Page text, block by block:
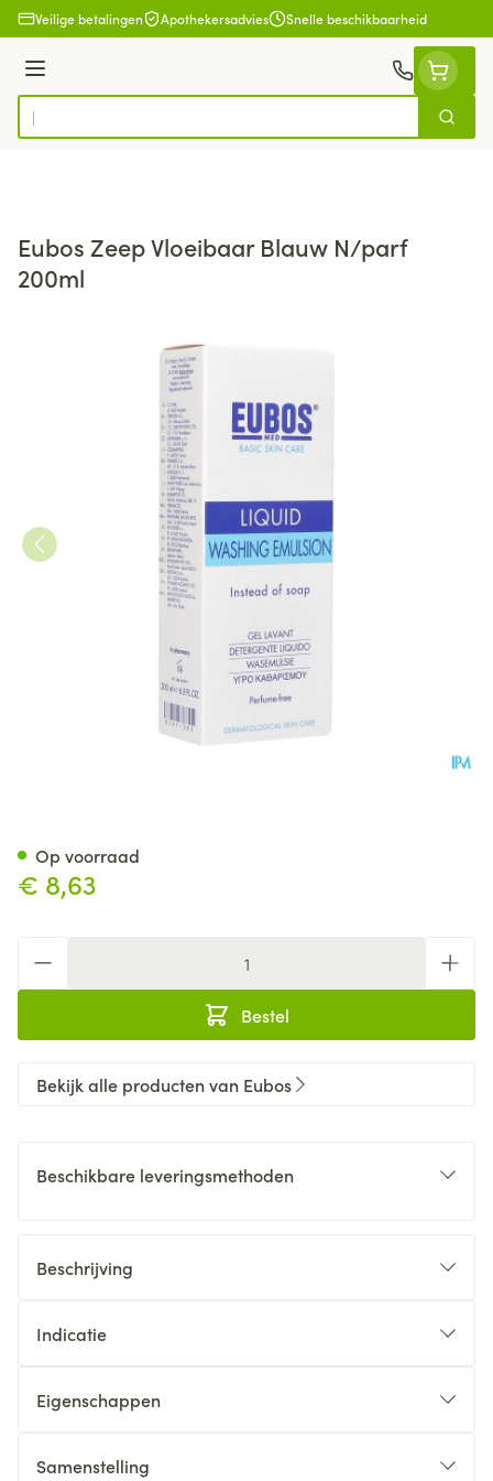
Ga naar de inhoud
Veilige betalingen Apothekersadvies Snelle beschikbaarheid
Menu
Product, merk, categorie...
Zoek
Eubos Zeep Vloeibaar Blauw N/parf
200ml
€ 8,63
Bestel
Op voorraad
Bekijk alle producten van Eubos
Beschikbare leveringsmethoden
Beschrijving
Indicatie
Eigenschappen
Samenstelling